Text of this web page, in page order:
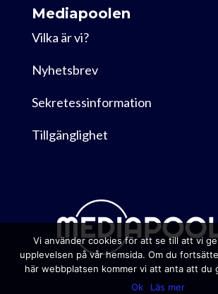
Mediapoolen
Vilka är vi?
Nyhetsbrev
Sekretessinformation
Tillgänglighet
Vi använder cookies för att se till att vi
upplevelsen på vår hemsida. Om du
här webbplatsen kommer vi att anta att du
Ok
Läs mer